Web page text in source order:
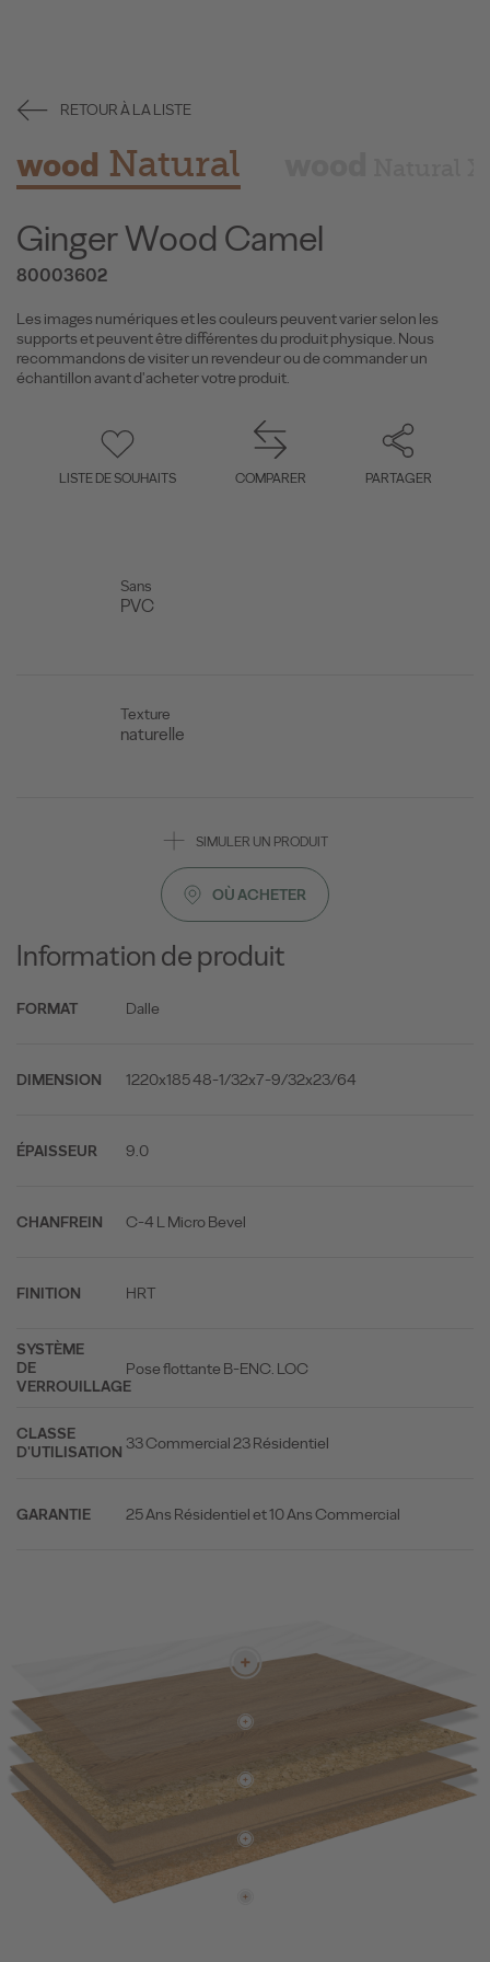
RETOUR À LA LISTE
wood Natural
Ginger Wood Camel
80003602
Les images numériques et les couleurs peuvent varier selon les
supports et peuvent être différentes du produit physique. Nous
recommandons de visiter un revendeur ou de commander un
échantillon avant d'acheter votre produit.
LISTE DE SOUHAITS COMPARER PARTAGER
Sans
PVC
Texture
naturelle
SIMULER UN PRODUIT
OÙ ACHETER
Information de produit
FORMAT Dalle
DIMENSION 1220x185 48-1/32x7-9/32x23/64
ÉPAISSEUR 9.0
CHANFREIN C-4 L Micro Bevel
FINITION HRT
SYSTÈME
DE
VERROUILLAGE
Pose flottante B-ENC. LOC
CLASSE
D'UTILISATION 33 Commercial 23 Résidentiel
GARANTIE 25 Ans Résidentiel et 10 Ans Commercial